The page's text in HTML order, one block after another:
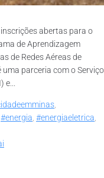
abertas para o
de Aprendizagem
de Redes Aéreas de
uma parceria com o Serviço
e...
,
#energia, #energiaeletrica,